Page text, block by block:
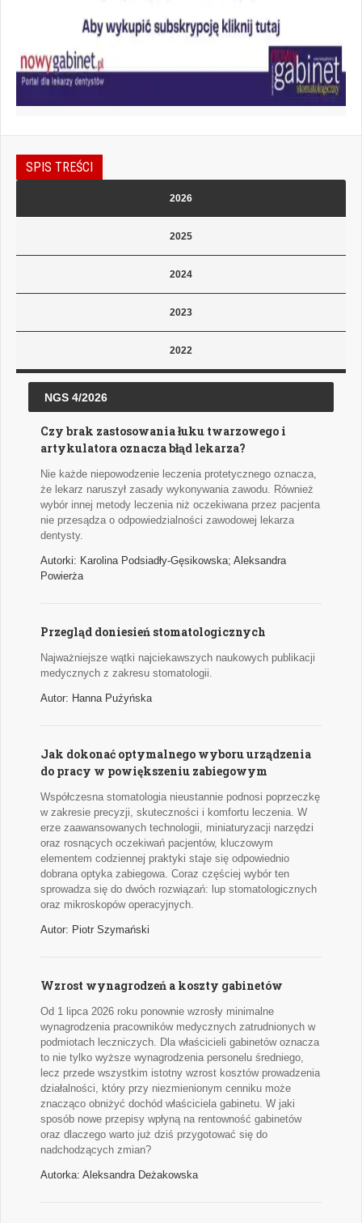
SPIS TREŚCI
2026
2025
2024
2023
2022
NGS 4/2026
Czy brak zastosowania łuku twarzowego i
artykulatora oznacza błąd lekarza?
Nie każde niepowodzenie leczenia protetycznego oznacza,
że lekarz naruszył zasady wykonywania zawodu. Również
wybór innej metody leczenia niż oczekiwana przez pacjenta
nie przesądza o odpowiedzialności zawodowej lekarza
dentysty.
Autorki: Karolina Podsiadły-Gęsikowska; Aleksandra
Powierża
Przegląd doniesień stomatologicznych
Najważniejsze wątki najciekawszych naukowych publikacji
medycznych z zakresu stomatologii.
Autor: Hanna Puźyńska
Jak dokonać optymalnego wyboru urządzenia
do pracy w powiększeniu zabiegowym
Współczesna stomatologia nieustannie podnosi poprzeczkę
w zakresie precyzji, skuteczności i komfortu leczenia. W
erze zaawansowanych technologii, miniaturyzacji narzędzi
oraz rosnących oczekiwań pacjentów, kluczowym
elementem codziennej praktyki staje się odpowiednio
dobrana optyka zabiegowa. Coraz częściej wybór ten
sprowadza się do dwóch rozwiązań: lup stomatologicznych
oraz mikroskopów operacyjnych.
Autor: Piotr Szymański
Wzrost wynagrodzeń a koszty gabinetów
Od 1 lipca 2026 roku ponownie wzrosły minimalne
wynagrodzenia pracowników medycznych zatrudnionych w
podmiotach leczniczych. Dla właścicieli gabinetów oznacza
to nie tylko wyższe wynagrodzenia personelu średniego,
lecz przede wszystkim istotny wzrost kosztów prowadzenia
działalności, który przy niezmienionym cenniku może
znacząco obniżyć dochód właściciela gabinetu. W jaki
sposób nowe przepisy wpłyną na rentowność gabinetów
oraz dlaczego warto już dziś przygotować się do
nadchodzących zmian?
Autorka: Aleksandra Deżakowska